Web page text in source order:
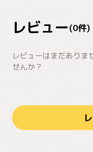
レビュー(0件)
レビューはまだありま
せんか？